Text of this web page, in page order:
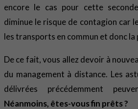
encore le cas pour cette
diminue le risque de contagion car
les transports en commun et donc
De ce fait, vous allez devoir à
du management à distance. Les
délivrées précédemment
Néanmoins, êtes-vous fin prêts ?